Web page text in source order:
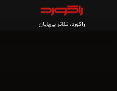
راکورد، تئاتر بی‌پایان